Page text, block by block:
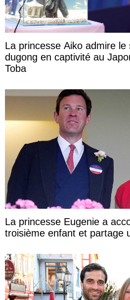
La princesse Aiko admire le
dugong en captivité au
Toba
La princesse Eugenie a
troisième enfant et partage